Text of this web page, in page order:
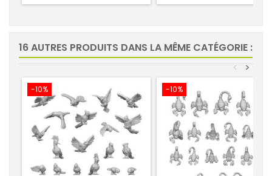
16 AUTRES PRODUITS DANS LA MÊME CATÉGORIE :
>
<
-10% -10%